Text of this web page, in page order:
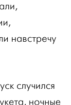
навстречу
случился
ночные